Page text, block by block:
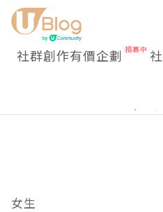
社群創作有價企劃
女生